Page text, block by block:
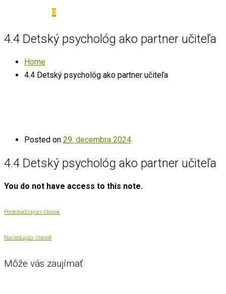
0
4.4 Detský psychológ ako partner učiteľa
Home
4.4 Detský psychológ ako partner učiteľa
Posted on 29. decembra 2024
4.4 Detský psychológ ako partner učiteľa
You do not have access to this note.
Predchádzajúci článok
Nasledujúci článok
Môže vás zaujímať